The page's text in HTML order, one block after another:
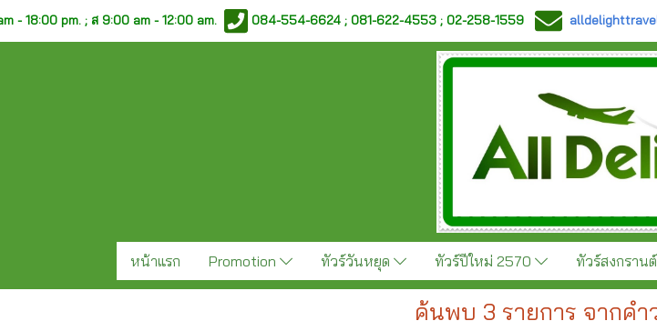
- 18:00 pm. ;ส 9:00 am - 12:00 am. 084-554-6624 ; 081-622-4553 ; 02-258-1559
หน้าแรก Promotion ทัวร์วันหยุด ทัวร์ปีใหม่ 2570 ทัวร์สงกราน
ค้นพบ 3 รายการ จากคำ